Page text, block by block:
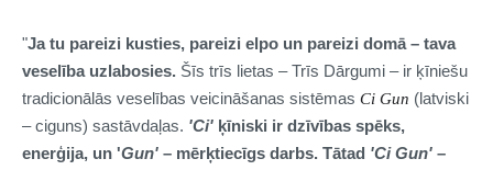
"Ja tu pareizi kusties, pareizi elpo un pareizi domā – tava
veselība uzlabosies. Šīs trīs lietas – Trīs Dārgumi – ir ķīniešu
tradicionālās veselības veicināšanas sistēmas Ci Gun (latviski
– ciguns) sastāvdaļas. 'Ci' ķīniski ir dzīvības spēks,
enerģija, un 'Gun' – mērķtiecīgs darbs. Tātad 'Ci Gun' –